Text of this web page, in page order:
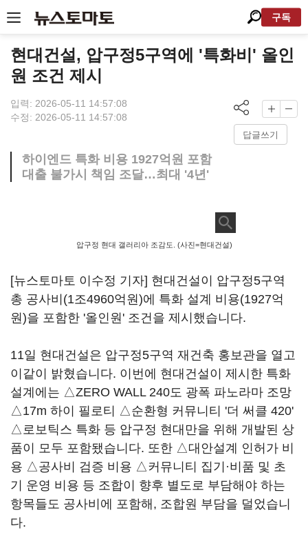
구독
현대건설, 압구정5구역에 '특화비' 올인
원 조건 제시
입력: 2026-05-11 14:57:08
수정: 2026-05-11 14:57:08
답글쓰기
하이엔드 특화 비용 1927억원 포함
대출 불가시 책임 조달…최대 '4년'
압구정 현대 갤러리아 조감도. (사진=현대건설)
[뉴스토마토 이수정 기자] 현대건설이 압구정5구역
총 공사비(1조4960억원)에 특화 설계 비용(1927억
원)을 포함한 '올인원' 조건을 제시했습니다.
11일 현대건설은 압구정5구역 재건축 홍보관을 열고
이같이 밝혔습니다. 이번에 현대건설이 제시한 특화
설계에는 △ZERO WALL 240도 광폭 파노라마 조망
△17m 하이 필로티 △순환형 커뮤니티 '더 써클 420'
△로보틱스 특화 등 압구정 현대만을 위해 개발된 상
품이 모두 포함됐습니다. 또한 △대안설계 인허가 비
용 △공사비 검증 비용 △커뮤니티 집기·비품 및 초
기 운영 비용 등 조합이 향후 별도로 부담해야 하는
항목들도 공사비에 포함해, 조합원 부담을 덜었습니
다.